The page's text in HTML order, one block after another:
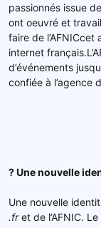
i
s
c
u
s
s
passionnés issue
ont oeuvré et
faire de
internet
d’événements
confiée à l’agence
? Une nouvelle
Une nouvelle
.fret de l’AFNIC. Le